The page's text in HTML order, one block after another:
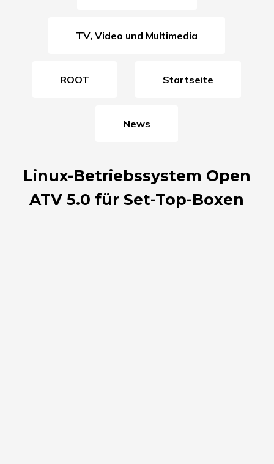
TV, Video und Multimedia
ROOT Startseite
News
Linux-Betriebssystem Open
ATV 5.0 für Set-Top-Boxen